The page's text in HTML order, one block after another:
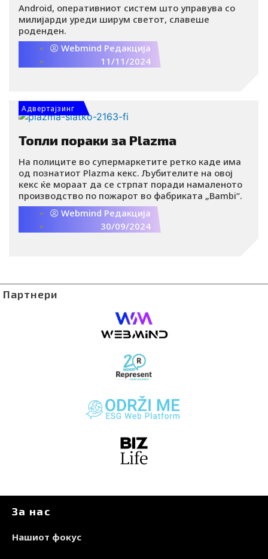
Android, оперативниот систем што управува со
милијарди уреди ширум светот, славеше
роденден.
Webmind Редакција
11/11/2024
Адвертајзинг
Топли пораки за Plazma
На полиците во супермаркетите ретко каде има
од познатиот Plazma кекс. Љубителите на овој
кекс ќе мораат да се стрпат поради намаленото
производство по пожарот во фабриката „Bambi“.
Webmind Редакција
30/09/2024
Партнери
За нас
Нашиот фокус